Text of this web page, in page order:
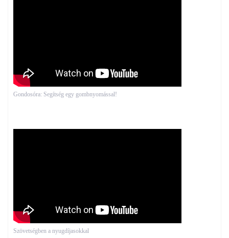
Gondosóra: Segítség egy gombnyomással!
Szövetségben a nyugdíjasokkal